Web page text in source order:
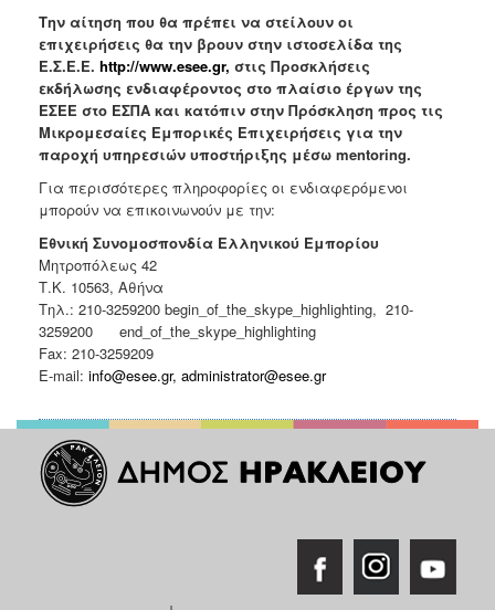
ΤΟΠΟΣ
ΠΟΛΙΤΙΣΜΟΣ
ΑΝΘΕΚΤΙΚΗ
ΠΟΛΗ
Την αίτηση που θα πρέπει να στείλουν οι
επιχειρήσεις θα την βρουν στην ιστοσελίδα της
Ε.Σ.Ε.Ε. http://www.esee.gr, στις Προσκλήσεις
εκδήλωσης ενδιαφέροντος στο πλαίσιο έργων της
ΕΣΕΕ στο ΕΣΠΑ και κατόπιν στην Πρόσκληση προς τις
Μικρομεσαίες Εμπορικές Επιχειρήσεις για την
παροχή υπηρεσιών υποστήριξης μέσω mentoring.
Για περισσότερες πληροφορίες οι ενδιαφερόμενοι
μπορούν να επικοινωνούν με την:
Εθνική Συνομοσπονδία Ελληνικού Εμπορίου
Μητροπόλεως 42
Τ.Κ. 10563, Αθήνα
Τηλ.: 210-3259200 begin_of_the_skype_highlighting, 210-
3259200 end_of_the_skype_highlighting
Fax: 210-3259209
E-mail: info@esee.gr, administrator@esee.gr